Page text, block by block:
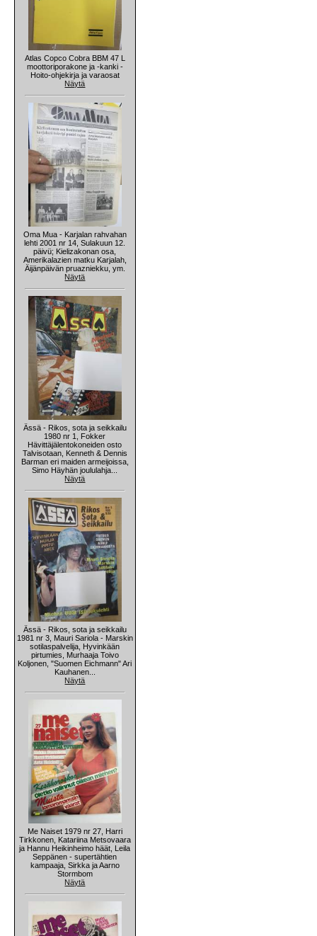
Atlas Copco Cobra BBM 47 L
moottoriporakone ja -kanki -
Hoito-ohjekirja ja varaosat
Näytä
Oma Mua - Karjalan rahvahan
lehti 2001 nr 14, Sulakuun 12.
päivü; Kielizakonan osa,
Amerikalazien matku Karjalah,
Äijänpäivän pruazniekku, ym.
Näytä
Ässä - Rikos, sota ja seikkailu
1980 nr 1, Fokker
Hävittäjälentokoneiden osto
Talvisotaan, Kenneth & Dennis
Barman eri maiden armeijoissa,
Simo Häyhän joululahja...
Näytä
Ässä - Rikos, sota ja seikkailu
1981 nr 3, Mauri Sariola - Marskin
sotilaspalvelija, Hyvinkään
pirtumies, Murhaaja Toivo
Koljonen, "Suomen Eichmann" Ari
Kauhanen...
Näytä
Me Naiset 1979 nr 27, Harri
Tirkkonen, Katariina Metsovaara
ja Hannu Heikinheimo häät, Leila
Seppänen - supertähtien
kampaaja, Sirkka ja Aarno
Stormbom
Näytä